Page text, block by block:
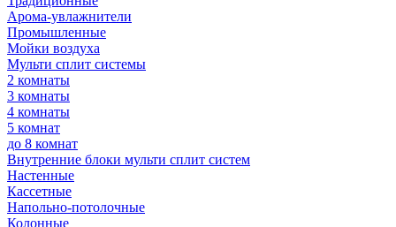
Арома-увлажнители
Промышленные
Мойки воздуха
Мульти сплит системы
2 комнаты
3 комнаты
4 комнаты
5 комнат
до 8 комнат
Внутренние блоки мульти сплит систем
Настенные
Кассетные
Напольно-потолочные
Колонные